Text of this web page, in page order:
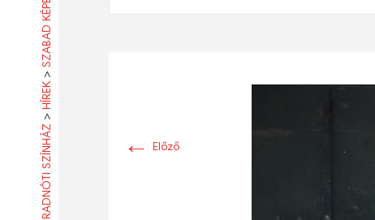
RADNÓTI SZÍNHÁZ
>
HÍREK
>
SZABAD KÉPEK
← Előző